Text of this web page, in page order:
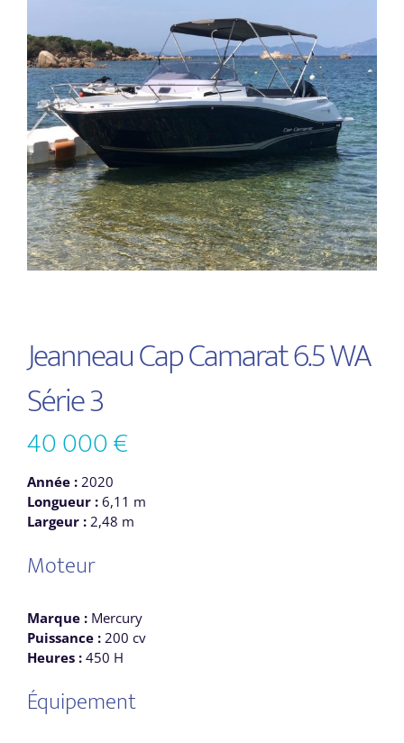
Jeanneau Cap Camarat 6.5 WA
Série 3
40 000 €
Année :2020
Longueur :6,11 m
Largeur :2,48 m
Moteur
Marque :Mercury
Puissance :200 cv
Heures :450 H
Équipement